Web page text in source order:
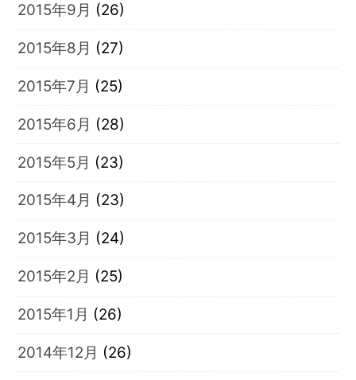
2015年9月 (26)
2015年8月 (27)
2015年7月 (25)
2015年6月 (28)
2015年5月 (23)
2015年4月 (23)
2015年3月 (24)
2015年2月 (25)
2015年1月 (26)
2014年12月 (26)